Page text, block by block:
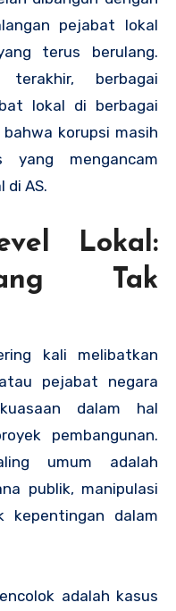
pejabat lokal
terus berulang.
berbagai
lokal di berbagai
korupsi masih
yang mengancam
AS.
Lokal:
Tak
kali melibatkan
pejabat negara
dalam hal
pembangunan.
umum adalah
publik, manipulasi
kepentingan dalam
adalah kasus